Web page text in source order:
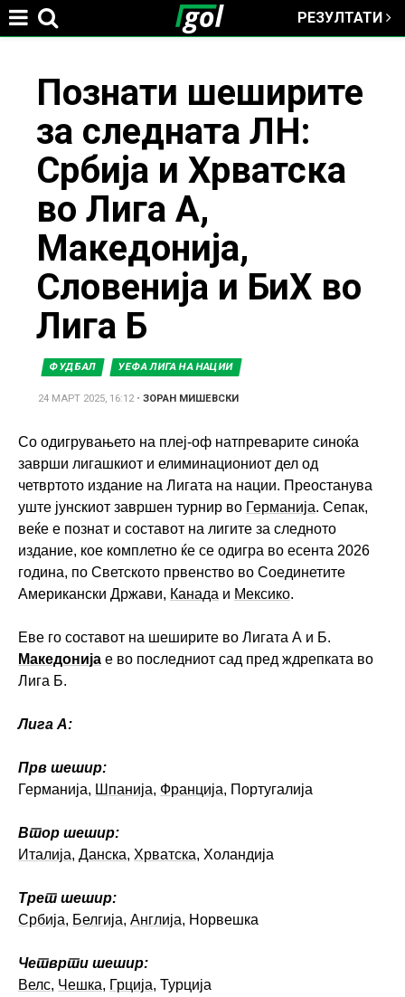
РЕЗУЛТАТИ
here
Познати шеширите
за следната ЛН:
Србија и Хрватска
во Лига А,
Македонија,
Словенија и БиХ во
Лига Б
ФУДБАЛ УЕФА ЛИГА НА НАЦИИ
24 МАРТ 2025, 16:12•ЗОРАН МИШЕВСКИ
Со одигрувањето на плеј-оф натпреварите синоќа
заврши лигашкиот и елиминациониот дел од
четвртото издание на Лигата на нации. Преостанува
уште јунскиот завршен турнир во Германија. Сепак,
веќе е познат и составот на лигите за следното
издание, кое комплетно ќе се одигра во есента 2026
година, по Светското првенство во Соединетите
Американски Држави, Канада и Мексико.
Еве го составот на шеширите во Лигата А и Б.
Македонија е во последниот сад пред ждрепката во
Лига Б.
Лига А:
Прв шешир:
Германија, Шпанија, Франција, Португалија
Втор шешир:
Италија, Данска, Хрватска, Холандија
Трет шешир:
Србија, Белгија, Англија, Норвешка
Четврти шешир:
Велс, Чешка, Грција, Турција